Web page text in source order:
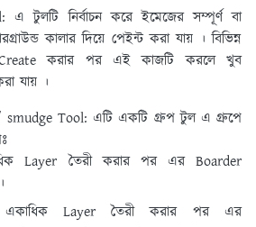
এ টুলটি নির্বাচন করে ইমেজের সম্পূর্ণ বা
কালার দিয়ে পেইন্ট করা যায় । বিভিন্ন
Create করার পর এই কাজটি করলে খুব
যায় ।
Tool:এটি একটি গ্রুপ টুল এ গ্রুপে
Layer তৈরী করার পর এর Boarder
একাধিক Layer তৈরী করার পর এর